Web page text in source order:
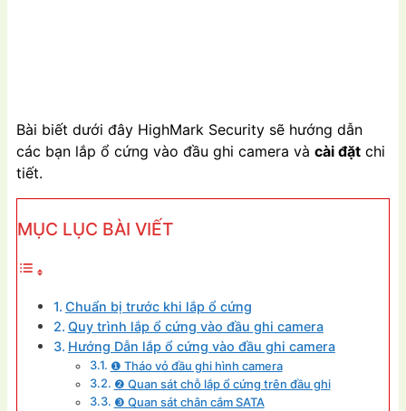
Bài biết dưới đây HighMark Security sẽ hướng dẫn
các bạn lắp ổ cứng vào đầu ghi camera và cài đặt chi
tiết.
MỤC LỤC BÀI VIẾT
Chuẩn bị trước khi lắp ổ cứng
Quy trình lắp ổ cứng vào đầu ghi camera
Hướng Dẫn lắp ổ cứng vào đầu ghi camera
❶ Tháo vỏ đầu ghi hình camera
❷ Quan sát chỗ lắp ổ cứng trên đầu ghi
❸ Quan sát chân cắm SATA